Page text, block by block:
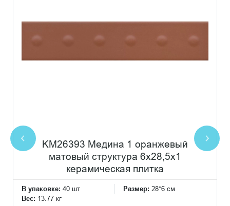
KM26393 Медина 1 оранжевый
матовый структура 6x28,5x1
керамическая плитка
В упаковке: 40 шт Размер: 28*6 см
Вес: 13.77 кг